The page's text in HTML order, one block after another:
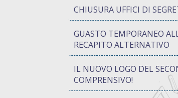
CHIUSURA UFFICI DI
GUASTO TEMPORANEO
RECAPITO ALTERNATIVO
IL NUOVO LOGO DEL
COMPRENSIVO!